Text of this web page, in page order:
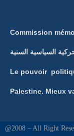
Commission
السياسية السنية
Le pouvoir
Palestine. Mieux
@2008 – All Right